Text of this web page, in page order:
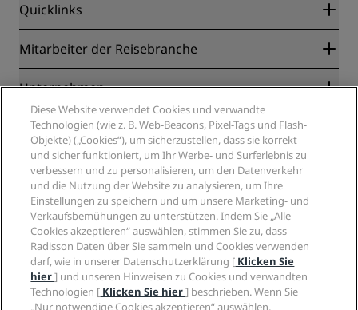
Quicklinks
Radisson Rewards
Blog
Neue und aufstrebende Hotels
Radisson Hotels APP
„Sports Approved“-Hotels
Familienfreundliche Hotels
Gesundheit & Sicherheit
Mitarbeiter der Reisebranche
Partner
Reisebüros
Unternehmen
Radisson Hotel Group
Medien
Karriere RHG
Karriere PPHE
Karrieren EHL
The Club by RHG
Entwicklungsmöglichkeiten
Responsible Business – Unser Engagement
Einkauf
Rechtliches
Privacy Centre
Rechtliche Hinweise
Radisson Rewards Geschäftsbedingungen
Website-Nutzungsvereinbarung
Digitale Barrierefreiheit
Moderne Sklaverei – Erklärung
Hilfe
Verbrauchermeldungen
Kontakt
FAQ
Inhaltsübersicht
Soziale Medien
Marken von Radisson Hotels
Diese Website verwendet Cookies und verwandte
Technologien (wie z. B. Web-Beacons, Pixel-Tags und Flash-
Objekte) („Cookies“), um sicherzustellen, dass sie korrekt
und sicher funktioniert, um Ihr Werbe- und Surferlebnis zu
verbessern und zu personalisieren, um den Datenverkehr
und die Nutzung der Website zu analysieren, um Ihre
Einstellungen zu speichern und um unsere Marketing- und
Verkaufsbemühungen zu unterstützen. Indem Sie „Alle
Cookies akzeptieren“ auswählen, stimmen Sie zu, dass
Radisson Daten über Sie sammeln und Cookies verwenden
darf, wie in unserer Datenschutzerklärung [ Klicken Sie
hier] und unseren Hinweisen zu Cookies und verwandten
Technologien [ Klicken Sie hier] beschrieben. Wenn Sie
„Nur notwendige Cookies akzeptieren“ auswählen,